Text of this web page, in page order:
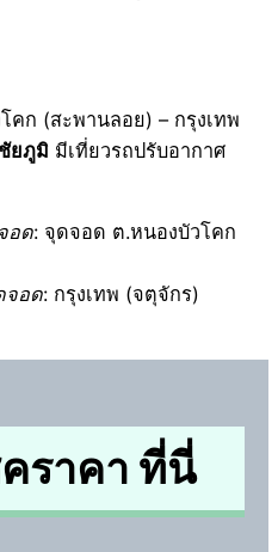
คก (สะพานลอย) – กรุงเทพ
ยภูมิ มีเที่ยวรถปรับอากาศ
อด: จุดจอด ต.หนองบัวโคก
จอด: กรุงเทพ (จตุจักร)
ราคา ที่นี่